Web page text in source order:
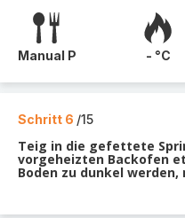
Manual P - °C
Schritt 6 /15
Teig in die gefettete
vorgeheizten Backofen
Boden zu dunkel